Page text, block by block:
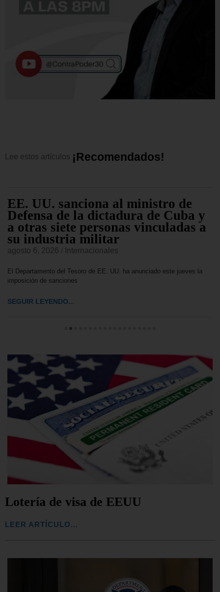
Lee estos artículos ¡Recomend ad os!
EE. UU. sanciona al ministro de
Defensa de la dictadura de Cuba y
a otras siete personas vinculadas a
su industria militar
agosto 6, 2026 Internacionales
El Departamento del Tesoro de EE. UU. ha anunciado este jueves la
imposición de sanciones
SEGUIR LEYENDO...
Lotería de visa de EEUU
LEER ARTÍCULO...